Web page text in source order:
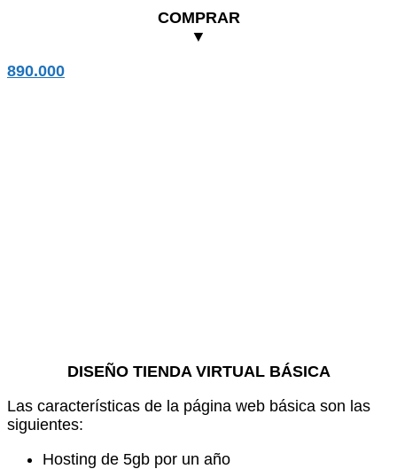
COMPRAR
▼
890.000
DISEÑO TIENDA VIRTUAL BÁSICA
Las características de la página web básica son las
siguientes:
Hosting de 5gb por un año